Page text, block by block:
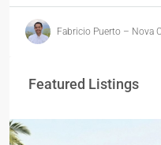
Fabricio Puerto – Nova
Featured Listings